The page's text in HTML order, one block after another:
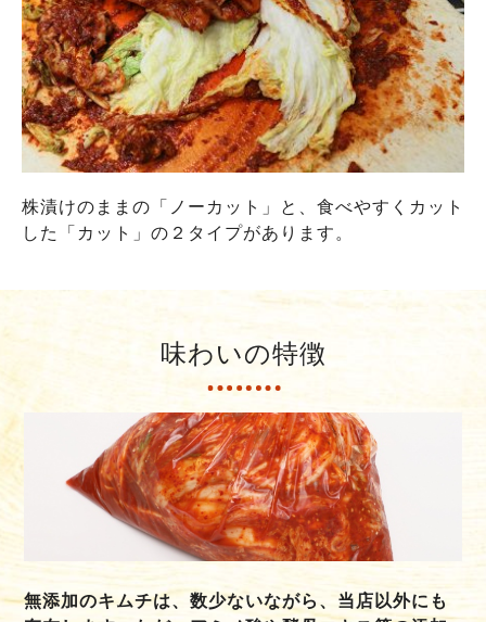
株漬けのままの「ノーカット」と、食べやすくカット
した「カット」の２タイプがあります。
味わいの特徴
無添加のキムチは、数少ないながら、当店以外にも